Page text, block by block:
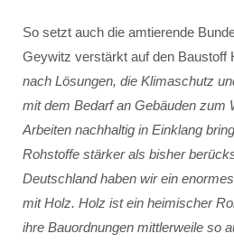
So setzt auch die amtierende
Geywitz verstärkt auf den Baustoff
nach Lösungen, die Klimaschutz
mit dem Bedarf an Gebäuden zum
Arbeiten nachhaltig in Einklang
Rohstoffe stärker als bisher
Deutschland haben wir ein
mit Holz. Holz ist ein heimischer
ihre Bauordnungen mittlerweile so